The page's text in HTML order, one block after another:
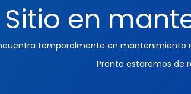
Sitio en
temporalmente en mantenimiento
Pronto estaremos de